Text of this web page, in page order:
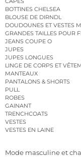
BOTTINES CHELSEA
BLOUSE DE DIRNDL
DOUDOUNES ET VESTES
GRANDES TAILLES POUR
JEANS COUPE O
JUPES
JUPES LONGUES
LINGE DE CORPS ET
MANTEAUX
PANTALONS & SHORTS
PULL
ROBES
GAINANT
TRENCHCOATS
VESTES
VESTES EN LAINE
Mode masculine et